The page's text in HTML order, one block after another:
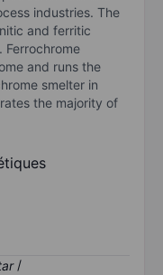
industries. The
and ferritic
Ferrochrome
and runs the
smelter in
the majority of
/